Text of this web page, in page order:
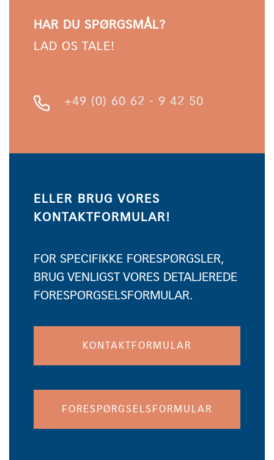
HAR DU SPØRGSMÅL?
LAD OS TALE!
+49 (0) 60 62 - 9 42 50
ELLER BRUG VORES
KONTAKTFORMULAR!
FOR SPECIFIKKE FORESPØRGSLER,
BRUG VENLIGST VORES DETALJEREDE
FORESPØRGSELSFORMULAR.
KONTAKTFORMULAR
FORESPØRGSELSFORMULAR